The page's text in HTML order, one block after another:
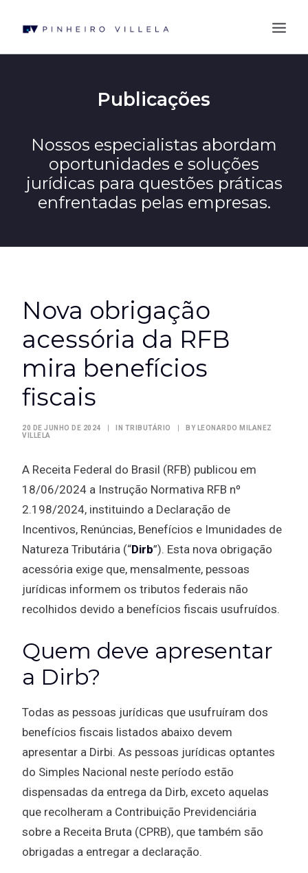
ÁREAS DE ATUAÇÃO
PROFISSIONAIS
BLOG
CONTATO
Publicações
Nossos especialistas abordam
oportunidades e soluções
jurídicas para questões práticas
enfrentadas pelas empresas.
Nova obrigação
acessória da RFB
mira benefícios
fiscais
20 DE JUNHO DE 2024 IN TRIBUTÁRIO BY
LEONARDO MILANEZ
VILLELA
A Receita Federal do Brasil (RFB) publicou em
18/06/2024 a Instrução Normativa RFB nº
2.198/2024, instituindo a Declaração de
Incentivos, Renúncias, Benefícios e Imunidades de
Natureza Tributária (“Dirb”). Esta nova obrigação
acessória exige que, mensalmente, pessoas
jurídicas informem os tributos federais não
recolhidos devido a benefícios fiscais usufruídos.
Quem deve apresentar
a Dirb?
Todas as pessoas jurídicas que usufruíram dos
benefícios fiscais listados abaixo devem
apresentar a Dirbi. As pessoas jurídicas optantes
do Simples Nacional neste período estão
dispensadas da entrega da Dirb, exceto aquelas
que recolheram a Contribuição Previdenciária
sobre a Receita Bruta (CPRB), que também são
obrigadas a entregar a declaração.